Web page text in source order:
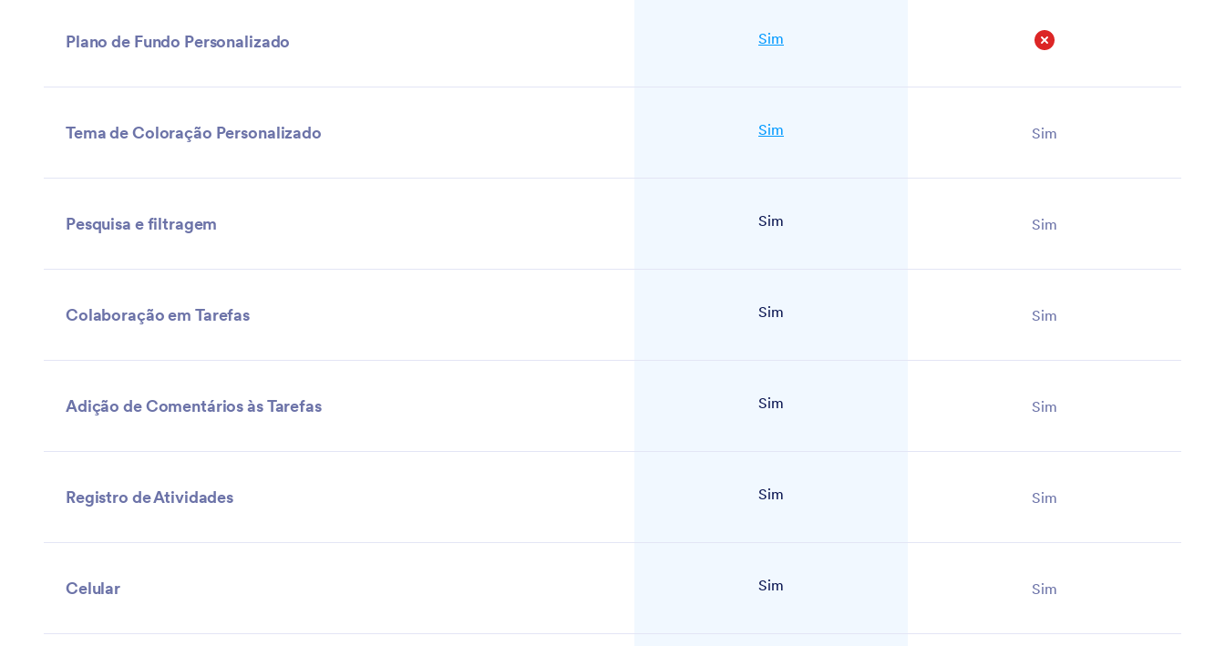
Plano de Fundo Personalizado
Sim
Tema de Coloração Personalizado Sim Sim
Pesquisa e filtragem Sim Sim
Colaboração em Tarefas Sim Sim
Adição de Comentários às Tarefas Sim Sim
Registro de Atividades Sim Sim
Celular Sim Sim